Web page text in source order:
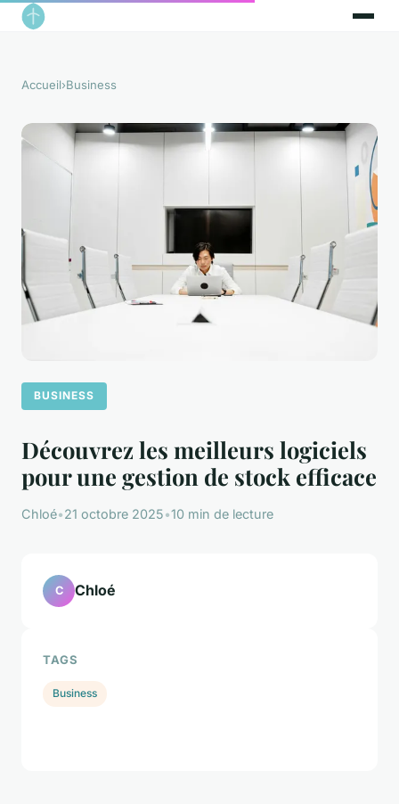
Accueil›Business
BUSINESS
Découvrez les meilleurs logiciels
pour une gestion de stock efficace
Chloé•21 octobre 2025•10 min de lecture
C Chloé
TAGS
Business